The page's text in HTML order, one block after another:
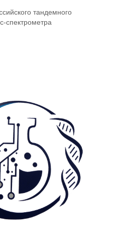
тандемного
спектрометра